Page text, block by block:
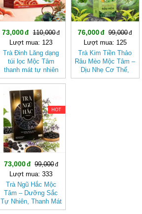
73,000
110,000
Lượt mua: 123
Trà Đinh Lăng dạng
túi lọc Mộc Tâm
thanh mát tự nhiên
76,000
99,000
Lượt mua: 125
Trà Kim Tiền Thảo
Râu Mèo Mộc Tâm –
Dịu Nhẹ Cơ Thể,
Thanh Mát Mỗi Ngày
HOT
73,000
99,000
Lượt mua: 333
Trà Ngũ Hắc Mộc
Tâm – Dưỡng Sắc
Tự Nhiên, Thanh Mát
Dịu Nhẹ (hộp 20 túi